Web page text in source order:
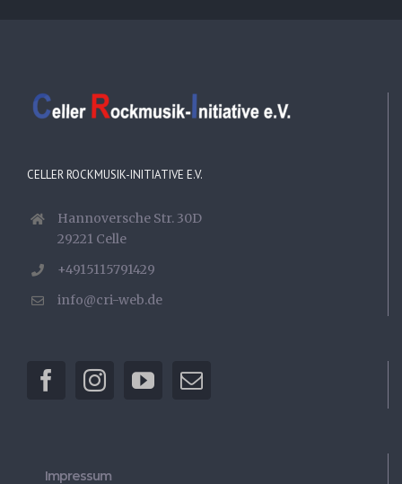
CELLER ROCKMUSIK-INITIATIVE E.V.
Hannoversche Str. 30D
29221 Celle
+4915115791429
info@cri-web.de
Impressum